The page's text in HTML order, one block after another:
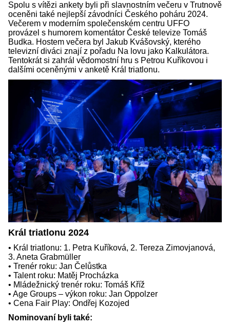
Spolu s vítězi ankety byli při slavnostním večeru v Trutnově
oceněni také nejlepší závodníci Českého poháru 2024.
Večerem v moderním společenském centru UFFO
provázel s humorem komentátor České televize Tomáš
Budka. Hostem večera byl Jakub Kvášovský, kterého
televizní diváci znají z pořadu Na lovu jako Kalkulátora.
Tentokrát si zahrál vědomostní hru s Petrou Kuříkovou i
dalšími oceněnými v anketě Král triatlonu.
Král triatlonu 2024
• Král triatlonu: 1. Petra Kuříková, 2. Tereza Zimovjanová,
3. Aneta Grabmüller
• Trenér roku: Jan Čelůstka
• Talent roku: Matěj Procházka
• Mládežnický trenér roku: Tomáš Kříž
• Age Groups – výkon roku: Jan Oppolzer
• Cena Fair Play: Ondřej Kozojed
Nominovaní byli také: